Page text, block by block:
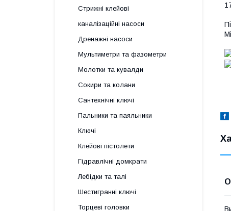
Стрижні клейові
каналізаційні насоси
Дренажні насоси
Мультиметри та фазометри
Молотки та кувалди
Сокири та колани
Сантехнічні ключі
Пальники та паяльники
Ключі
Клейові пістолети
Гідравлічні домкрати
Лебідки та талі
Шестигранні ключі
Торцеві головки